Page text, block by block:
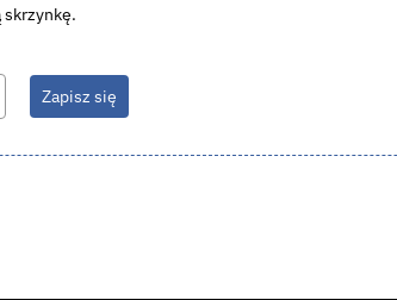
skrzynkę.
Zapisz się